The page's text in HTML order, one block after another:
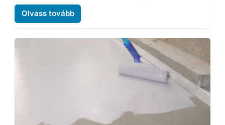
Olvass tovább